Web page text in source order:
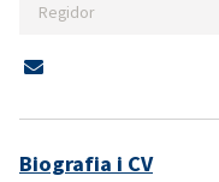
Regidor
Biografia i CV